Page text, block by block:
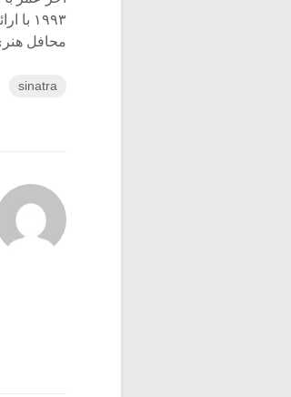
محافل هنری را
sinatra